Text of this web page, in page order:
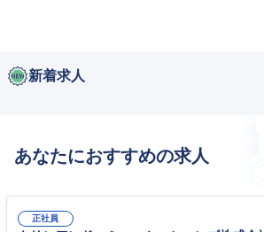
新着求人
あなたにおすすめの求人
正社員